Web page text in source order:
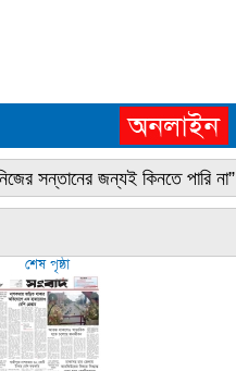
সন্তানের জন্যই কিনতে পারি না”
শেষ পৃষ্ঠা